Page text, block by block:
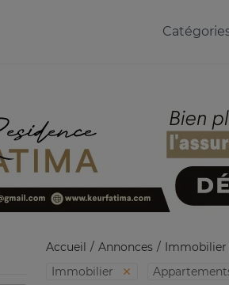
Accueil Annonces Immobilier
Immobilier